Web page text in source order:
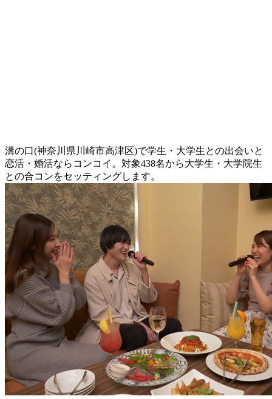
溝の口(神奈川県川崎市高津区)で学生・大学生との出会いと
恋活・婚活ならコンコイ。対象438名から大学生・大学院生
との合コンをセッティングします。